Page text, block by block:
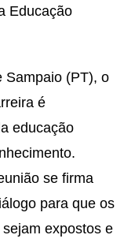
Educação
Sampaio (PT), o
é
educação
se firma
para que os
expostos e